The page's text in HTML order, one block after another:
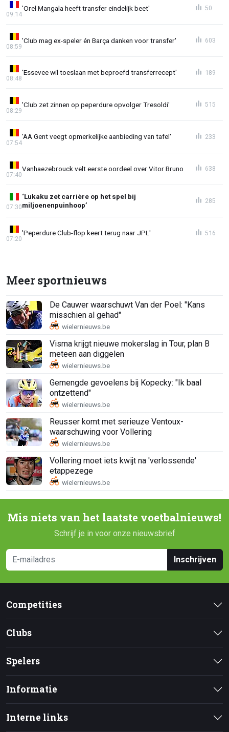
'Orel Mangala heeft transfer eindelijk beet'
09:14
50
'Club mag ex-speler én Barça danken voor transfer'
08:59
603
'Essevee wil toeslaan met beproefd transferrecept'
08:48
189
'Club zet zinnen op peperdure opvolger Tresoldi'
08:29
515
'AA Gent veegt opmerkelijke aanbieding van tafel'
07:54
233
Vanhaezebrouck velt eerste oordeel over Vitor Bruno
07:40
638
‘Lukaku zet carrière op het spel bij
miljoenenpuinhoop’
07:30
285
'Peperdure Club-flop keert terug naar JPL'
07:20
516
Meer sportnieuws
De Cauwer waarschuwt Van der Poel: "Kans
misschien al gehad"
Visma krijgt nieuwe mokerslag in Tour, plan B
meteen aan diggelen
Gemengde gevoelens bij Kopecky: "Ik baal
ontzettend"
Reusser komt met serieuze Ventoux-
waarschuwing voor Vollering
Vollering moet iets kwijt na 'verlossende'
etappezege
Mis niets van het laatste voetbalnieuws!
Schrijf je in voor onze nieuwsbrief
Inschrijven
Competities
Clubs
Spelers
Informatie
Interne links